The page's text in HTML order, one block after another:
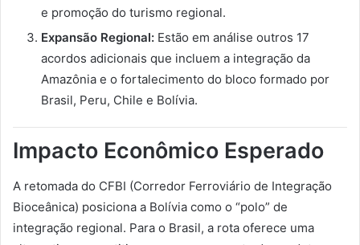
e promoção do turismo regional.
Expansão Regional: Estão em análise outros 17
acordos adicionais que incluem a integração da
Amazônia e o fortalecimento do bloco formado por
Brasil, Peru, Chile e Bolívia.
Impacto Econômico Esperado
A retomada do CFBI (Corredor Ferroviário de Integração
Bioceânica) posiciona a Bolívia como o “polo” de
integração regional. Para o Brasil, a rota oferece uma